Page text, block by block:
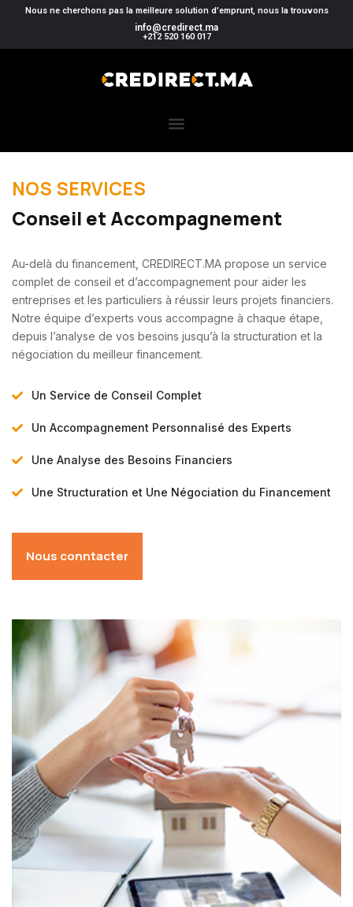
Nous ne cherchons pas la meilleure solution d'emprunt, nous la trouvons
info@credirect.ma
+212 520 160 017
NOS SERVICES
Conseil et Accompagnement ​
Au-delà du financement, CREDIRECT.MA propose un service
complet de conseil et d’accompagnement pour aider les
entreprises et les particuliers à réussir leurs projets financiers.
Notre équipe d’experts vous accompagne à chaque étape,
depuis l’analyse de vos besoins jusqu’à la structuration et la
négociation du meilleur financement.
Un Service de Conseil Complet
Un Accompagnement Personnalisé des Experts
Une Analyse des Besoins Financiers
Une Structuration et Une Négociation du Financement
Nous conntacter